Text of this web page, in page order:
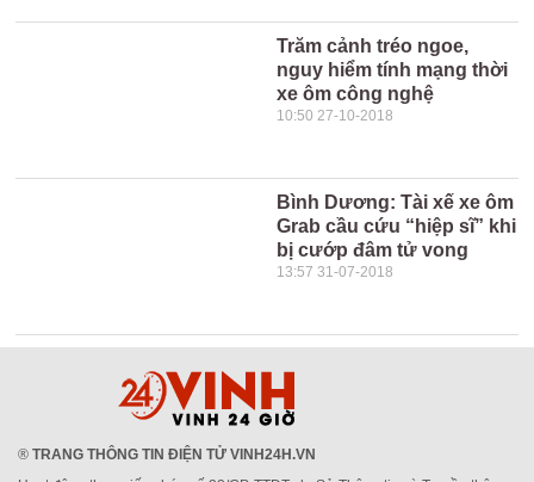
Trăm cảnh tréo ngoe,
nguy hiểm tính mạng thời
xe ôm công nghệ
10:50 27-10-2018
Bình Dương: Tài xế xe ôm
Grab cầu cứu “hiệp sĩ” khi
bị cướp đâm tử vong
13:57 31-07-2018
® TRANG THÔNG TIN ĐIỆN TỬ VINH24H.VN